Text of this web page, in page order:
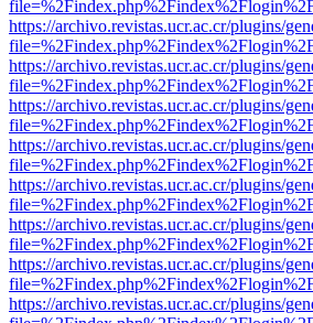
https://archivo.revistas.ucr.ac.cr/plugins/
https://archivo.revistas.ucr.ac.cr/plugins/
https://archivo.revistas.ucr.ac.cr/plugins/
https://archivo.revistas.ucr.ac.cr/plugins/
https://archivo.revistas.ucr.ac.cr/plugins/
https://archivo.revistas.ucr.ac.cr/plugins/
https://archivo.revistas.ucr.ac.cr/plugins/
https://archivo.revistas.ucr.ac.cr/plugins/